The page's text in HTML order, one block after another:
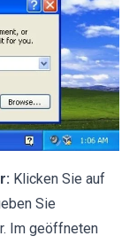
Klicken Sie auf
Sie
Im geöffneten